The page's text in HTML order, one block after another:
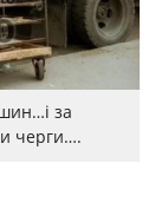
за
черги….